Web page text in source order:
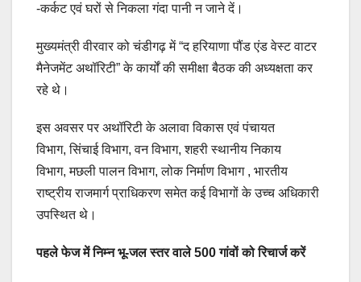
-कर्कट एवं घरों से निकला गंदा पानी न जाने दें।
मुख्यमंत्री वीरवार को चंडीगढ़ में “द हरियाणा पौंड एंड वेस्ट वाटर
मैनेजमेंट अथॉरिटी” के कार्यों की समीक्षा बैठक की अध्यक्षता कर
रहे थे।
इस अवसर पर अथॉरिटी के अलावा विकास एवं पंचायत
विभाग, सिंचाई विभाग, वन विभाग, शहरी स्थानीय निकाय
विभाग, मछली पालन विभाग, लोक निर्माण विभाग , भारतीय
राष्ट्रीय राजमार्ग प्राधिकरण समेत कई विभागों के उच्च अधिकारी
उपस्थित थे।
पहले फेज में निम्न भू-जल स्तर वाले 500 गांवों को रिचार्ज करें